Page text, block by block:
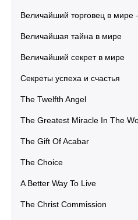
Величайший торговец в мире
Величайшая тайна в мире
Величайший секрет в мире
Секреты успеха и счастья
The Twelfth Angel
The Greatest Miracle In The
The Gift Of Acabar
The Choice
A Better Way To Live
The Christ Commission